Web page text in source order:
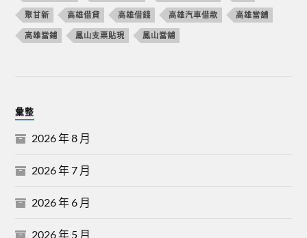
聚甘新 高雄借貸 高雄借錢 高雄汽車借款 高雄當舖
高雄當鋪 鳳山支票貼現 鳳山當舖
彙整
2026 年 8 月
2026 年 7 月
2026 年 6 月
2026 年 5 月